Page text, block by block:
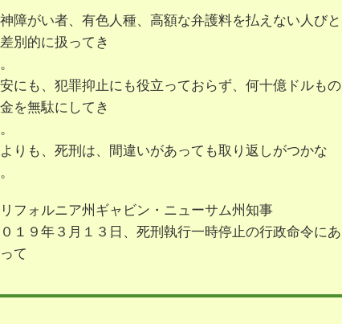
障がい者、有色人種、高額な弁護料を払えない人びと
別的に扱ってき
にも、犯罪抑止にも役立っておらず、何十億ドルもの
を無駄にしてき
りも、死刑は、間違いがあっても取り返しがつかな
フォルニア州ギャビン・ニューサム州知事
０１９年３月１３日、死刑執行一時停止の行政命令にあ
て